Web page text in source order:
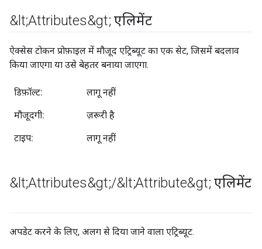
&lt;Attributes&gt; एलिमेंट
ऐक्सेस टोकन प्रोफ़ाइल में मौजूद एट्रिब्यूट का एक सेट, जिसमें बदलाव
किया जाएगा या उसे बेहतर बनाया जाएगा.
डिफ़ॉल्ट: लागू नहीं
मौजूदगी: ज़रूरी है
टाइप: लागू नहीं
&lt;Attributes&gt;/&lt;Attribute&gt; एलिमेंट
अपडेट करने के लिए, अलग से दिया जाने वाला एट्रिब्यूट.